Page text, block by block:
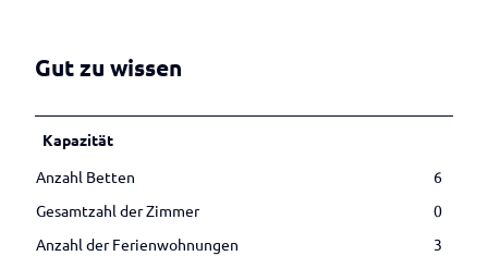
Gut zu wissen
Kapazität
Anzahl Betten
6
Gesamtzahl der Zimmer
0
Anzahl der Ferienwohnungen
3